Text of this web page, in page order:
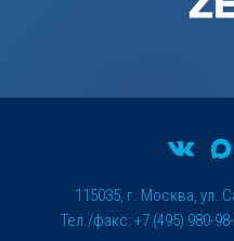
115035, г. Москва, ул.
Тел./факс: +7 (495) 980-